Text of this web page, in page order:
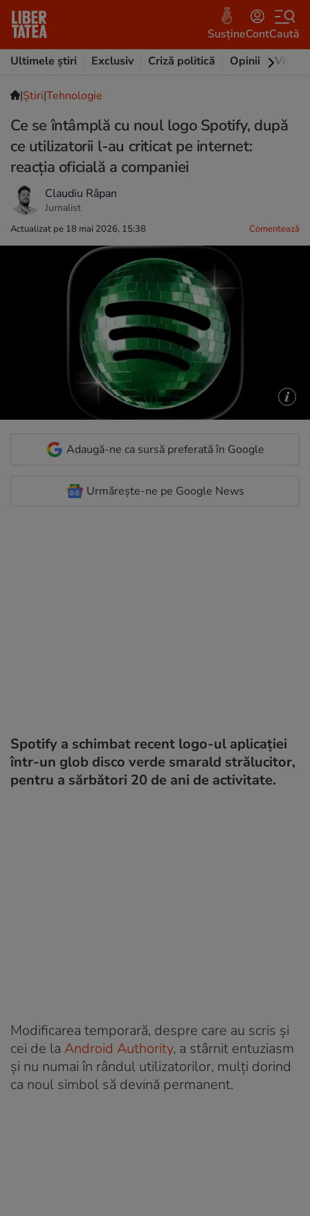
SusțineContCaută
Ultimele știri
Exclusiv Criză politică Opinii Video
|Ştiri|Tehnologie
Ce se întâmplă cu noul logo Spotify, după
ce utilizatorii l-au criticat pe internet:
reacția oficială a companiei
Claudiu Râpan
Jurnalist
Actualizat pe 18 mai 2026, 15:38 Comentează
Adaugă-ne ca sursă preferată în Google
Urmărește-ne pe Google News
Spotify a schimbat recent logo-ul aplicației
într-un glob disco verde smarald strălucitor,
pentru a sărbători 20 de ani de activitate.
Modificarea temporară, despre care au scris și
cei de la Android Authority, a stârnit entuziasm
și nu numai în rândul utilizatorilor, mulți dorind
ca noul simbol să devină permanent.